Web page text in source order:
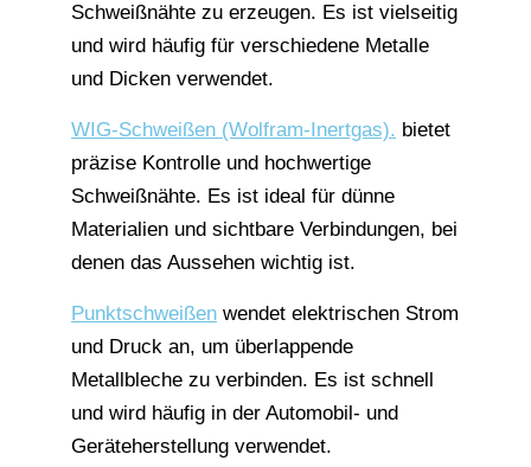
Schweißnähte zu erzeugen. Es ist vielseitig
und wird häufig für verschiedene Metalle
und Dicken verwendet.
WIG-Schweißen (Wolfram-Inertgas). bietet
präzise Kontrolle und hochwertige
Schweißnähte. Es ist ideal für dünne
Materialien und sichtbare Verbindungen, bei
denen das Aussehen wichtig ist.
Punktschweißen wendet elektrischen Strom
und Druck an, um überlappende
Metallbleche zu verbinden. Es ist schnell
und wird häufig in der Automobil- und
Geräteherstellung verwendet.